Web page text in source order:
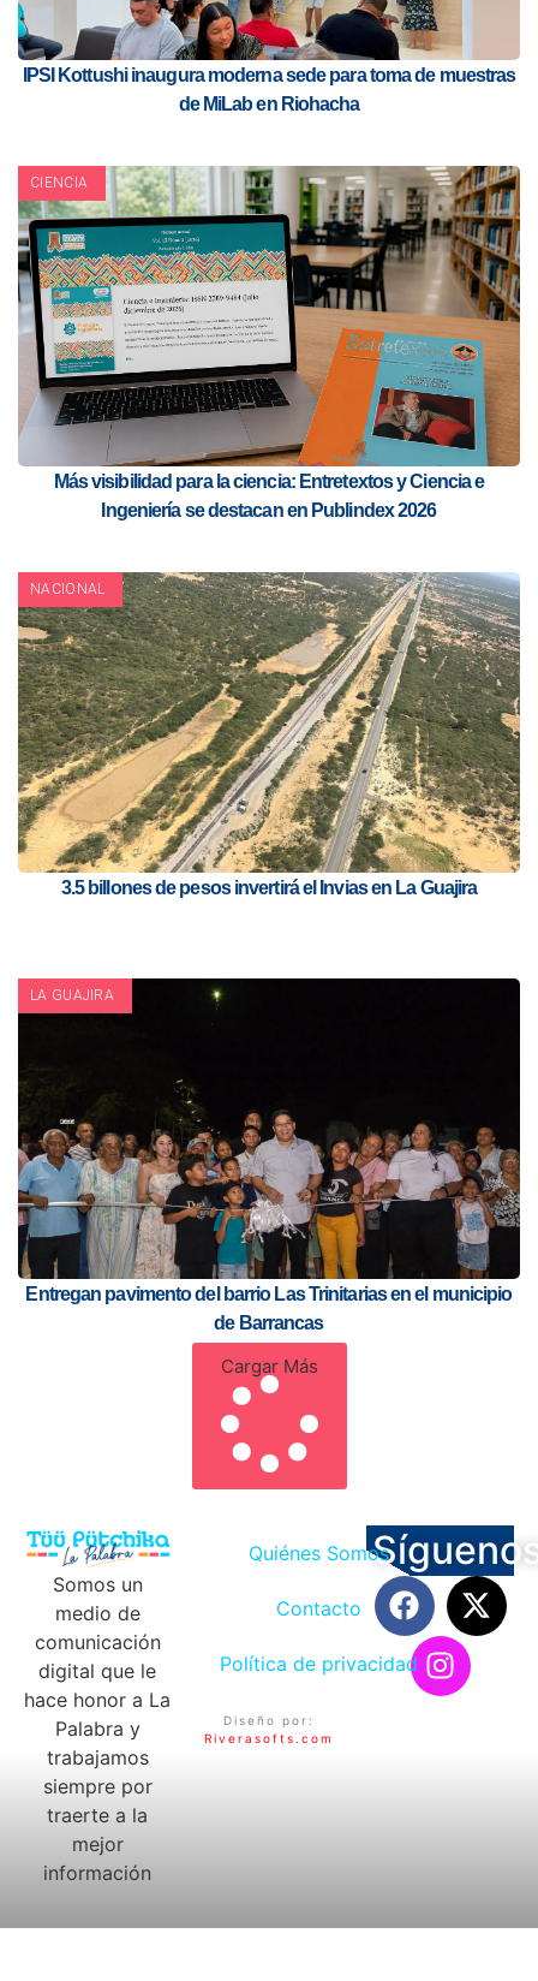
IPSI Kottushi inaugura moderna sede para toma de muestras
de MiLab en Riohacha
CIENCIA
Más visibilidad para la ciencia: Entretextos y Ciencia e
Ingeniería se destacan en Publindex 2026
NACIONAL
3.5 billones de pesos invertirá el Invias en La Guajira
LA GUAJIRA
Entregan pavimento del barrio Las Trinitarias en el municipio
de Barrancas
Cargar Más
Somos un
medio de
comunicación
digital que le
hace honor a La
Palabra y
trabajamos
siempre por
traerte a la
mejor
información
Quiénes Somos
Contacto
Política de privacidad
Diseño por:
Riverasofts.com